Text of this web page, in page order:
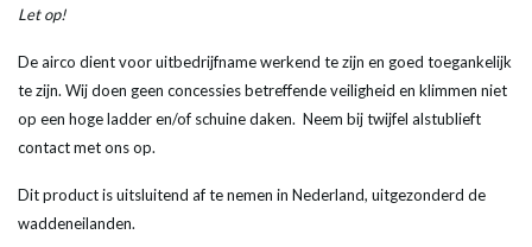
Let op!
De airco dient voor uitbedrijfname werkend te zijn en goed toegankelijk
te zijn. Wij doen geen concessies betreffende veiligheid en klimmen niet
op een hoge ladder en/of schuine daken. Neem bij twijfel alstublieft
contact met ons op.
Dit product is uitsluitend af te nemen in Nederland, uitgezonderd de
waddeneilanden.